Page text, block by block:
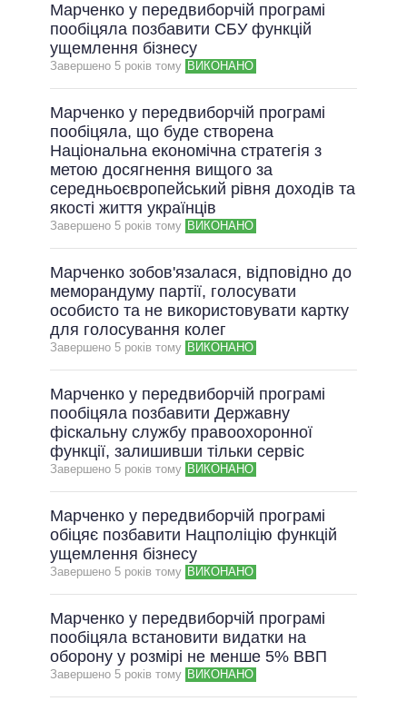
Марченко у передвиборчій програмі
пообіцяла позбавити СБУ функцій
ущемлення бізнесу
Завершено 5 рокiв тому ВИКОНАНО
Марченко у передвиборчій програмі
пообіцяла, що буде створена
Національна економічна стратегія з
метою досягнення вищого за
середньоєвропейський рівня доходів та
якості життя українців
Завершено 5 рокiв тому ВИКОНАНО
Марченко зобов'язалася, відповідно до
меморандуму партії, голосувати
особисто та не використовувати картку
для голосування колег
Завершено 5 рокiв тому ВИКОНАНО
Марченко у передвиборчій програмі
пообіцяла позбавити Державну
фіскальну службу правоохоронної
функції, залишивши тільки сервіс
Завершено 5 рокiв тому ВИКОНАНО
Марченко у передвиборчій програмі
обіцяє позбавити Нацполіцію функцій
ущемлення бізнесу
Завершено 5 рокiв тому ВИКОНАНО
Марченко у передвиборчій програмі
пообіцяла встановити видатки на
оборону у розмірі не менше 5% ВВП
Завершено 5 рокiв тому ВИКОНАНО